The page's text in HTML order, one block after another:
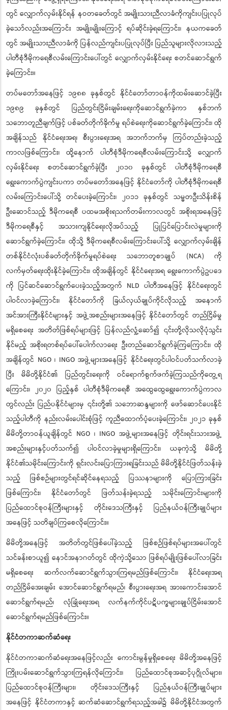
တွင် လျှောက်လှမ်းနိုင်ရန် နဝတခေတ်တွင် အမျိုးသားညီလာခံကိုကျင်းပပြုလုပ်
ခဲ့သော်လည်းအကြောင်း အမျိုးမျိုးကြောင့် ရပ်ဆိုင်းခဲ့ရကြောင်း၊ နယကခေတ်
တွင် အမျိုးသားညီလာခံကို ပြန်လည်ကျင်းပပြုလုပ်ပြီး ပြည်သူများလိုလားသည့်
ပါတီစုံဒီမိုကရေစီလမ်းကြောင်းပေါ်တွင် လျှောက်လှမ်းနိုင်ရေး စတင်ဆောင်ရွက်
ခဲ့ကြောင်း။
တပ်မတော်အနေဖြင့် ၁၉၈၈ ခုနှစ်တွင် နိုင်ငံတော်တာဝန်ကိုထမ်းဆောင်ခဲ့ပြီး
၁၉၈၉ ခုနှစ်တွင် ပြည်တွင်းငြိမ်းချမ်းရေးကိုဆောင်ရွက်ခဲ့ကာ နှစ်ဘက်
သဘောတူညီချက်ဖြင့် ပစ်ခတ်တိုက်ခိုက်မှု ရပ်စဲရေးကိုဆောင်ရွက်ခဲ့ကြောင်း၊ ထို
အချိန်သည် နိုင်ငံရေးအရ၊ စီးပွားရေးအရ အဘက်ဘက်မှ ကြပ်တည်းခဲ့သည့်
ကာလဖြစ်ကြောင်း၊ ထို့နောက် ပါတီစုံဒီမိုကရေစီလမ်းကြောင်းသို့ လျှောက်
လှမ်းနိုင်ရေး စတင်ဆောင်ရွက်ခဲ့ပြီး ၂၀၁၀ ခုနှစ်တွင် ပါတီစုံဒီမိုကရေစီ
ရွေးကောက်ပွဲကျင်းပကာ တပ်မတော်အနေဖြင့် နိုင်ငံတော်ကို ပါတီစုံဒီမိုကရေစီ
လမ်းကြောင်းပေါ်သို့ တင်ပေးခဲ့ကြောင်း၊ ၂၀၁၁ ခုနှစ်တွင် သမ္မတဦးသိန်းစိန်
ဦးဆောင်သည့် ဒီမိုကရေစီ ပထမအစိုးရသက်တမ်းကာလတွင် အစိုးရအနေဖြင့်
ဒီမိုကရေစီနှင့် အသားကျနိုင်ရေးလိုအပ်သည့် ပြုပြင်ပြောင်းလဲမှုများကို
ဆောင်ရွက်ခဲ့ကြောင်း၊ ထိုသို့ ဒီမိုကရေစီလမ်းကြောင်းပေါ်သို့ လျှောက်လှမ်းချိန်
တစ်နိုင်ငံလုံးပစ်ခတ်တိုက်ခိုက်မှုရပ်စဲရေး သဘောတူစာချုပ် (NCA) ကို
လက်မှတ်ရေးထိုးနိုင်ခဲ့ကြောင်း၊ ထိုအချိန်တွင် နိုင်ငံရေးအရ ရွေးကောက်ပွဲဥပဒေ
ကို ပြင်ဆင်ဆောင်ရွက်ပေးခဲ့သည့်အတွက် NLD ပါတီအနေဖြင့် နိုင်ငံရေးတွင်
ပါဝင်လာခဲ့ကြောင်း၊ နိုင်ငံတော်ကို ခြယ်လှယ်ချုပ်ကိုင်လိုသည့် အနောက်
အင်အားကြီးနိုင်ငံများနှင့် အဖွဲ့အစည်းများအနေဖြင့် နိုင်ငံတော်တွင် တည်ငြိမ်မှု
မရှိစေရေး အတိတ်ဖြစ်ရပ်များဖြင့် ပြန်လည်လှုံ့ဆော်၍ ၎င်းတို့လိုသလိုပုံသွင်း
နိုင်မည့် အစိုးရတစ်ရပ်ပေါ်ပေါက်လာရေး ဦးတည်ဆောင်ရွက်ခဲ့ကြကြောင်း၊ ထို
အချိန်တွင် NGO ၊ INGO အဖွဲ့များအနေဖြင့် နိုင်ငံရေးတွင်ပါဝင်ပတ်သက်လာခဲ့
ပြီး မိမိတို့နိုင်ငံ၏ ပြည်တွင်းရေးကို ဝင်ရောက်စွက်ဖက်ခဲ့ကြသည်ကိုတွေ့ရ
ကြောင်း၊ ၂၀၂၀ ပြည့်နှစ် ပါတီစုံဒီမိုကရေစီ အထွေထွေရွေးကောက်ပွဲကာလ
တွင်လည်း ပြည်ပနိုင်ငံများမှ ၎င်းတို့၏ သဘောဆန္ဒများကို ဖော်ဆောင်ပေးနိုင်
သည့်ပါတီကို နည်းလမ်းပေါင်းစုံဖြင့် ကူညီထောက်ပံ့ပေးခဲ့ကြောင်း၊ ၂၀၂၁ ခုနှစ်
မိမိတို့တာဝန်ယူချိန်တွင် NGO ၊ INGO အဖွဲ့များအနေဖြင့် တိုင်းရင်းသားအဖွဲ့
အစည်းများနှင့်ပတ်သက်၍ ပါဝင်လာခဲ့မှုများရှိကြောင်း၊ ယခုကဲ့သို့ မိမိတို့
နိုင်ငံ၏သမိုင်းကြောင်းကို ရှင်းလင်းပြောကြားရခြင်းသည် မိမိတို့နိုင်ငံဖြတ်သန်းခဲ့
သည့် ဖြစ်စဉ်များတွင်ရင်ဆိုင်နေရသည့် ပြဿနာများကို ပြောကြားခြင်း
ဖြစ်ကြောင်း၊ နိုင်ငံတော်တွင် ဖြတ်သန်းခဲ့ရသည့် သမိုင်းကြောင်းများကို
ပြည်ထောင်စုဝန်ကြီးများနှင့် တိုင်းဒေသကြီးနှင့် ပြည်နယ်ဝန်ကြီးချုပ်များ
အနေဖြင့် သတိချပ်ကြစေလိုကြောင်း။
မိမိတို့အနေဖြင့် အတိတ်တွင်ဖြစ်ပေါ်ခဲ့သည့် ဖြစ်စဉ်ဖြစ်ရပ်များအပေါ်တွင်
သင်ခန်းစာယူ၍ နောင်အနာဂတ်တွင် ထိုကဲ့သို့သော ဖြစ်ရပ်မျိုးဖြစ်ပေါ်လာခြင်း
မရှိစေရေး ဆက်လက်ဆောင်ရွက်သွားကြရမည်ဖြစ်ကြောင်း၊ နိုင်ငံရေးအရ
တည်ငြိမ်အေးချမ်း အောင်ဆောင်ရွက်ရမည်၊ စီးပွားရေးအရ အားကောင်းအောင်
ဆောင်ရွက်ရမည်၊ လုံခြုံရေးအရ လက်နက်ကိုင်ပဋိပက္ခများချုပ်ငြိမ်းအောင်
ဆောင်ရွက်ရမည်ဖြစ်ကြောင်း။
နိုင်ငံတကာဆက်ဆံရေး
နိုင်ငံတကာဆက်ဆံရေးအနေဖြင့်လည်း ကောင်းမွန်မှုရှိစေရေး မိမိတို့အနေဖြင့်
ကြိုးပမ်းဆောင်ရွက်သွားကြရန်လိုကြောင်း၊ ပြည်ထောင်စုအဆင့်ပုဂ္ဂိုလ်များ၊
ပြည်ထောင်စုဝန်ကြီးများ၊ တိုင်းဒေသကြီးနှင့် ပြည်နယ်ဝန်ကြီးချုပ်များ
အနေဖြင့် နိုင်ငံတကာနှင့် ဆက်ဆံဆောင်ရွက်ရသည့်အခါ၌ မိမိတို့နိုင်ငံအတွက်